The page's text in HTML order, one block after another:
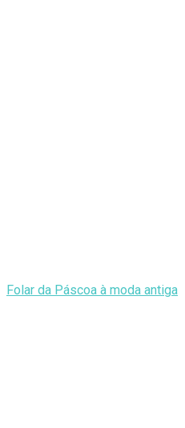
Folar da Páscoa à moda antiga